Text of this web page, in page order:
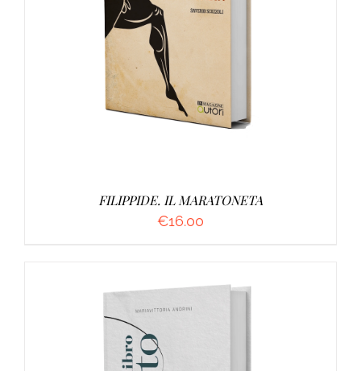
AGGIUNGI AL CARRELLO
FILIPPIDE. IL MARATONETA
€16.00